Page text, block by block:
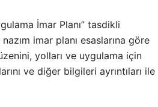
İmar Planı” tasdikli
imar planı esaslarına göre
yolları ve uygulama için
ve diğer bilgileri ayrıntıları ile